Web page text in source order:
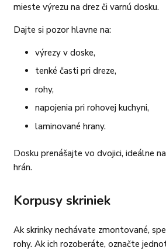
mieste výrezu na drez či varnú dosku.
Dajte si pozor hlavne na:
výrezy v doske,
tenké časti pri dreze,
rohy,
napojenia pri rohovej kuchyni,
laminované hrany.
Dosku prenášajte vo dvojici, ideálne
hrán.
Korpusy skriniek
Ak skrinky nechávate zmontované,
rohy. Ak ich rozoberáte, označte